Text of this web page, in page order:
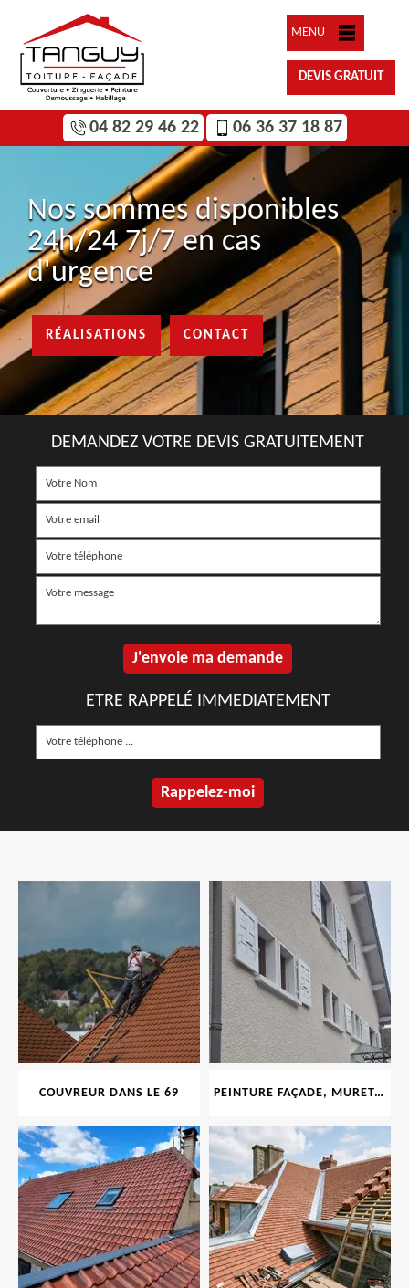
MENU
DEVIS GRATUIT
04 82 29 46 22 06 36 37 18 87
Nos sommes disponibles
24h/24 7j/7 en cas
d'urgence
RÉALISATIONS CONTACT
DEMANDEZ VOTRE DEVIS GRATUITEMENT
ETRE RAPPELÉ IMMEDIATEMENT
COUVREUR DANS LE 69 PEINTURE FAÇADE, MURET, TOITURE, BOISERIE, FERRONERIE, GOUTTIÈRE 69